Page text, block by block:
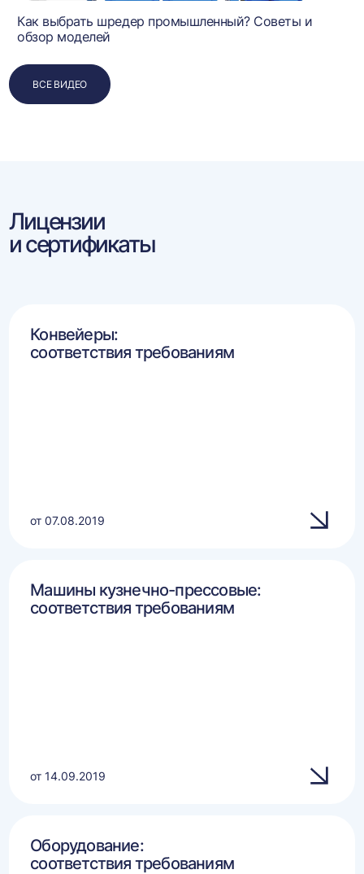
Как выбрать шредер промышленный? Советы и
обзор моделей
ВСЕ ВИДЕО
Лицензии
и сертификаты
Конвейеры:
соответствия требованиям
от 07.08.2019
Машины кузнечно-прессовые:
соответствия требованиям
от 14.09.2019
Оборудование:
соответствия требованиям